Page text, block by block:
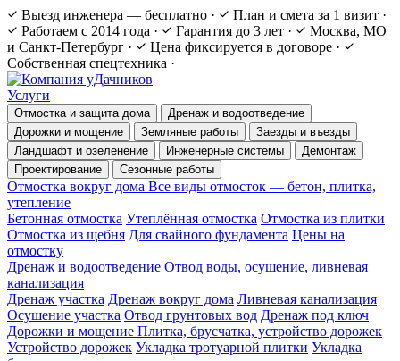
Выезд инженера — бесплатно · План и смета за 1 визит ·
Работаем с 2014 года · Гарантия до 3 лет ·
Москва, МО
и Санкт-Петербург · Цена фиксируется в договоре ·
Собственная спецтехника ·
Услуги
Отмостка и защита дома
Дренаж и водоотведение
Дорожки и мощение
Земляные работы
Заезды и въезды
Ландшафт и озеленение
Инженерные системы
Демонтаж
Проектирование
Сезонные работы
Отмостка вокруг дома Все виды отмосток — бетон, плитка,
утепление
Бетонная отмостка Утеплённая отмостка Отмостка из плитки
Отмостка из щебня Для свайного фундамента Цены на
отмостку
Дренаж и водоотведение Отвод воды, осушение, ливневая
канализация
Дренаж участка Дренаж вокруг дома Ливневая канализация
Осушение участка Отвод грунтовых вод Дренаж под ключ
Дорожки и мощение Плитка, брусчатка, устройство дорожек
Устройство дорожек Укладка тротуарной плитки Укладка